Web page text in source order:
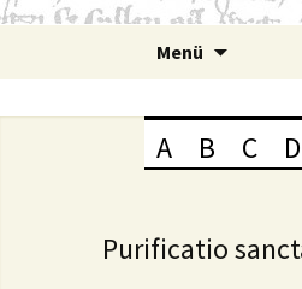
Menü
A B C D
Purificatio